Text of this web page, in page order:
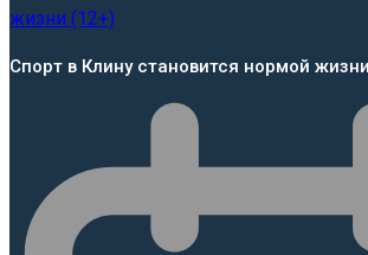
Спорт в Клину становится нормой